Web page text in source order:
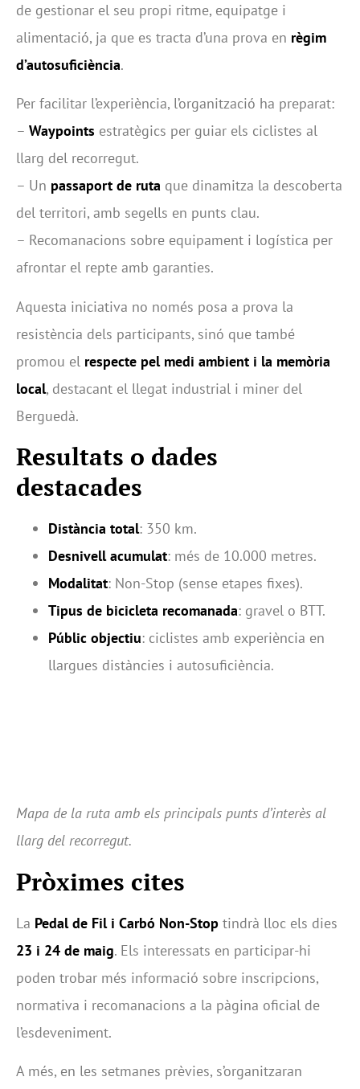
de gestionar el seu propi ritme, equipatge i
alimentació, ja que es tracta d’una prova en règim
d’autosuficiència.
Per facilitar l’experiència, l’organització ha preparat:
– Waypoints estratègics per guiar els ciclistes al
llarg del recorregut.
– Un passaport de ruta que dinamitza la descoberta
del territori, amb segells en punts clau.
– Recomanacions sobre equipament i logística per
afrontar el repte amb garanties.
Aquesta iniciativa no només posa a prova la
resistència dels participants, sinó que també
promou el respecte pel medi ambient i la memòria
local, destacant el llegat industrial i miner del
Berguedà.
Resultats o dades
destacades
Distància total: 350 km.
Desnivell acumulat: més de 10.000 metres.
Modalitat: Non-Stop (sense etapes fixes).
Tipus de bicicleta recomanada: gravel o BTT.
Públic objectiu: ciclistes amb experiència en
llargues distàncies i autosuficiència.
Mapa de la ruta amb els principals punts d’interès al
llarg del recorregut.
Pròximes cites
La Pedal de Fil i Carbó Non-Stop tindrà lloc els dies
23 i 24 de maig. Els interessats en participar-hi
poden trobar més informació sobre inscripcions,
normativa i recomanacions a la pàgina oficial de
l’esdeveniment.
A més, en les setmanes prèvies, s’organitzaran